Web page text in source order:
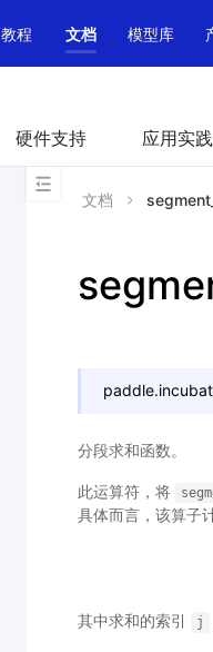
教程 文档 模型库
硬件支持 应用实践
文档
分段求和函数。
此运算符，将
具体而言，该算子
其中求和的索引 j